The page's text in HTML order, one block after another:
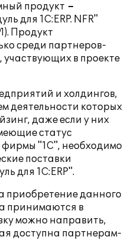
продукт –
для 1С:ERP. NFR"
Продукт
среди партнеров-
в проекте
и холдингов,
деятельности которых
даже если у них
статус
"1С", необходимо
поставки
для 1С:ERP".
приобретение данного
принимаются в
можно направить,
доступна партнерам-